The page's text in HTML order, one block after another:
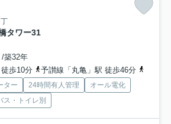
タワー31
築32年
歩10分
予讃線「丸亀」駅 徒歩46分
ター 24時間有人管理
オール電化
ス・トイレ別